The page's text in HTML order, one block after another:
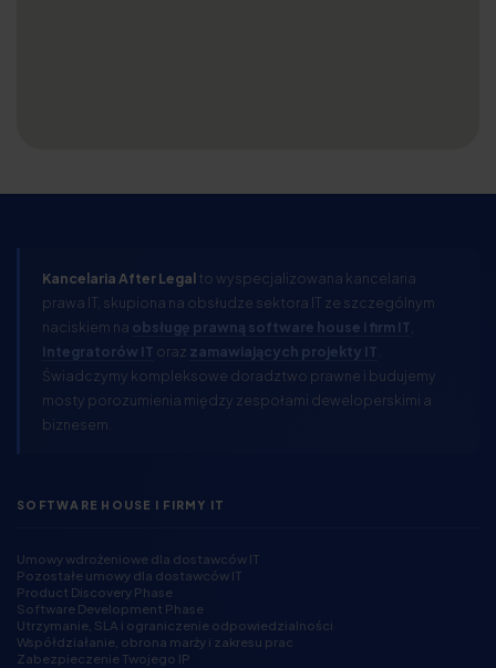
Kancelaria After Legalto wyspecjalizowana kancelaria
prawa IT, skupiona na obsłudze sektora IT ze szczególnym
naciskiem na obsługę prawną software house i firm IT
Integratorów IT oraz zamawiających projekty IT
Świadczymy kompleksowe doradztwo prawne i budujemy
mosty porozumienia między zespołami deweloperskimi a
biznesem.
SOFTWARE HOUSE I FIRMY IT
Umowy wdrożeniowe dla dostawców IT
Pozostałe umowy dla dostawców IT
Product Discovery Phase
Software Development Phase
Utrzymanie, SLA i ograniczenie odpowiedzialności
Współdziałanie, obrona marży i zakresu prac
Zabezpieczenie Twojego IP